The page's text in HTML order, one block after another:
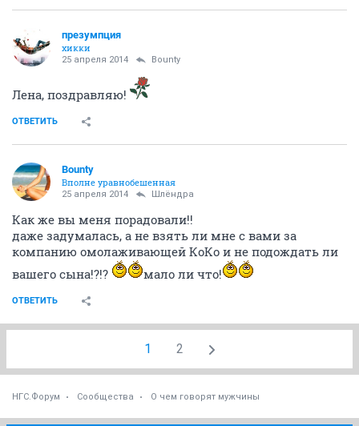
презумпция
хикки
25 апреля 2014 Bounty
Лена, поздравляю!
ОТВЕТИТЬ
Bounty
Вполне уравнобешенная
25 апреля 2014 Шлёндра
Как же вы меня порадовали!!
даже задумалась, а не взять ли мне с вами за
компанию омолаживающей КоКо и не подождать ли
вашего сына!?!?
мало ли что!
ОТВЕТИТЬ
1 2
НГС.Форум Сообщества О чем говорят мужчины